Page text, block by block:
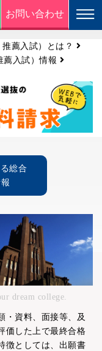
お問い合わせ
薦入試）とは？
薦入試）情報
総合
dream college.
・資料、面接等、及
価した上で最終合格
徴としては、出願書